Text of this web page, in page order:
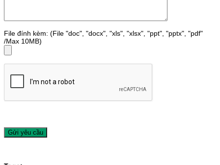
File đính kèm: (File "doc", "docx", "xls", "xlsx", "ppt", "pptx", "pdf"
/Max 10MB)